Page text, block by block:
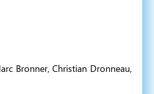
Bronner, Christian Dronneau,